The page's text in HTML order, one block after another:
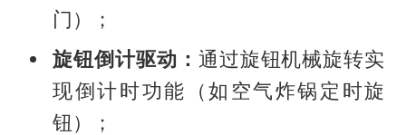
门）；
旋钮倒计驱动： 通过旋钮机械旋转实
现倒计时功能（如空气炸锅定时旋
钮）；